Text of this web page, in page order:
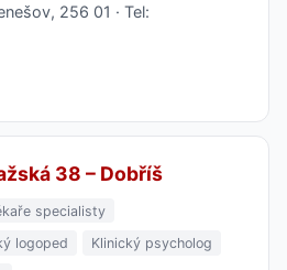
256 01 · Tel:
38 – Dobříš
specialisty
logoped
Klinický psycholog